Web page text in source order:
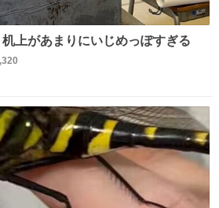
上があまりにいじめっぽすぎる